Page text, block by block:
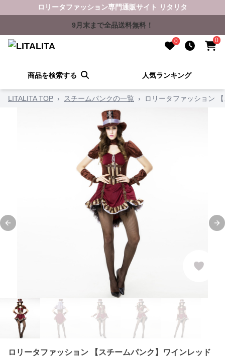
ロリータファッション専門通販サイト リタリタ
9月末まで全品送料無料！
0 0
商品を検索する 人気ランキング
LITALITA TOP › スチームパンクの一覧 › ロリータファッション
Previous slide
ロリータファッション 【スチームパンク】ワインレッド